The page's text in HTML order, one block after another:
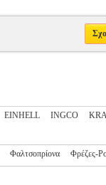
EINHELL INGCO
Φαλτσοπρίονα Φρέζες-